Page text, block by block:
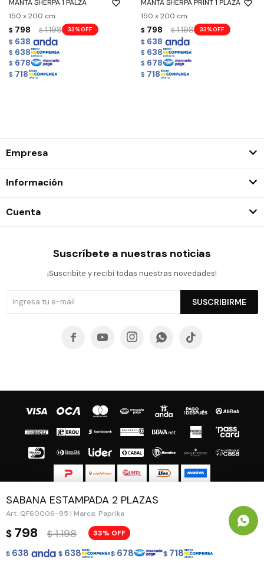
SABANA ESTAMPADA 2 PLAZAS
QF60006-95 | Marca: Paprika
$ 798 $ 1.198 33
$ 638 $ 638 $ 678 $ 718
MANTA SHERPA 1 PALZA
150 x 200 cm
$ 798 $ 1.198 33
$ 638
$ 638
$ 678
$ 718
MANTA SHERPA PRINT 1 PLAZA
150 x 200 cm
$ 798 $ 1.198 33
$ 638
$ 638
$ 678
$ 718
Empresa
Información
Cuenta
Suscríbete a nuestras noticias
¡Suscribite y recibí todas nuestras novedades!
SUSCRIBIRME
    
© Copyright 2026 / Guapa - Paprika